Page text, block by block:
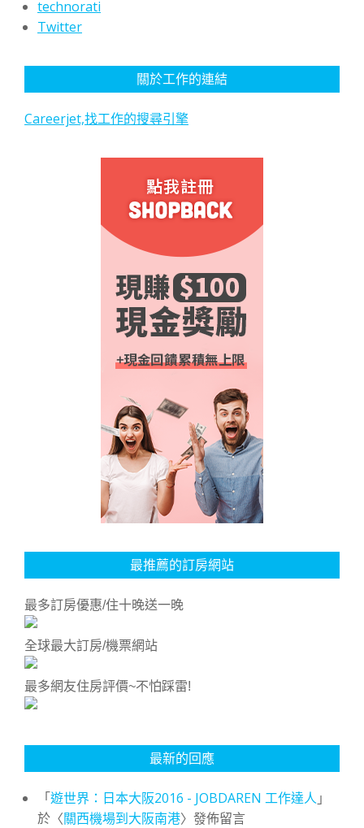
technorati
Twitter
關於工作的連結
Careerjet,找工作的搜尋引擎
最推薦的訂房網站
最多訂房優惠/住十晚送一晚
全球最大訂房/機票網站
最多網友住房評價~不怕踩雷!
最新的回應
「遊世界：日本大阪2016 - JOBDAREN 工作達人 」
於〈關西機場到大阪南港〉發佈留言